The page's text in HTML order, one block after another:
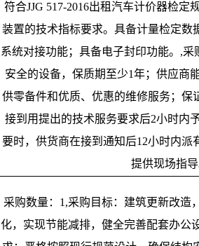
符合JJG 517-2016出租汽车计价器检定
装置的技术指标要求。具备计量检定数
系统对接功能；具备电子封印功能。,
安全的设备，保质期至少1年；供应商
供零备件和优质、优惠的维修服务；保
接到用提出的技术服务要求后2小时内
要时，供货商在接到通知后12小时内派
提供现场指
采购数量：1,采购目标：建筑更新改造
化，实现节能减排，健全完善配套办公